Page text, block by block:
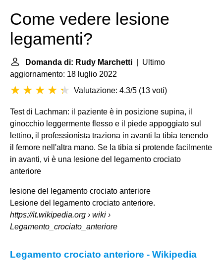
Come vedere lesione
legamenti?
Domanda di: Rudy Marchetti | Ultimo
aggiornamento: 18 luglio 2022
Valutazione: 4.3/5 (13 voti)
Test di Lachman: il paziente è in posizione supina, il
ginocchio leggermente flesso e il piede appoggiato sul
lettino, il professionista traziona in avanti la tibia tenendo
il femore nell'altra mano. Se la tibia si protende facilmente
in avanti, vi è una lesione del legamento crociato
anteriore
lesione del legamento crociato anteriore
Lesione del legamento crociato anteriore.
https://it.wikipedia.org › wiki ›
Legamento_crociato_anteriore
Legamento crociato anteriore - Wikipedia